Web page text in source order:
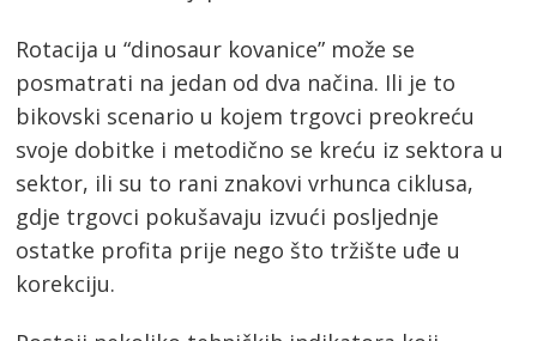
Rotacija u “dinosaur kovanice” može se
posmatrati na jedan od dva načina. Ili je to
bikovski scenario u kojem trgovci preokreću
svoje dobitke i metodično se kreću iz sektora u
sektor, ili su to rani znakovi vrhunca ciklusa,
gdje trgovci pokušavaju izvući posljednje
ostatke profita prije nego što tržište uđe u
korekciju.